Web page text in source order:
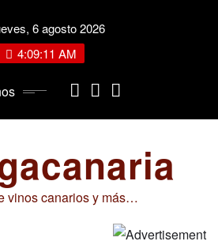
6 agosto 2026
4:09:11 AM
vinos canarios y más…